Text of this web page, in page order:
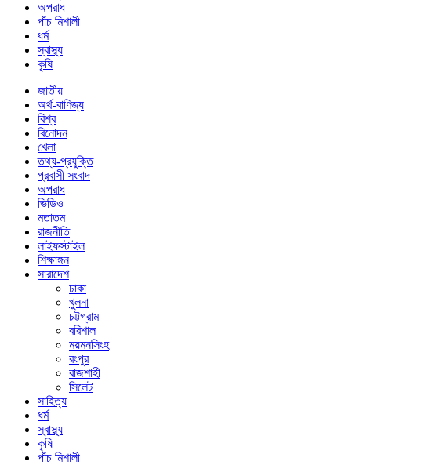
অপরাধ
পাঁচ মিশালী
ধর্ম
স্বাস্থ্য
কৃষি
জাতীয়
অর্থ-বাণিজ্য
বিশ্ব
বিনোদন
খেলা
তথ্য-প্রযুক্তি
প্রবাসী সংবাদ
অপরাধ
ভিডিও
মতাতম
রাজনীতি
লাইফস্টাইল
শিক্ষাঙ্গন
সারাদেশ
ঢাকা
খুলনা
চট্টগ্রাম
বরিশাল
ময়মনসিংহ
রংপুর
রাজশাহী
সিলেট
সাহিত্য
ধর্ম
স্বাস্থ্য
কৃষি
পাঁচ মিশালী